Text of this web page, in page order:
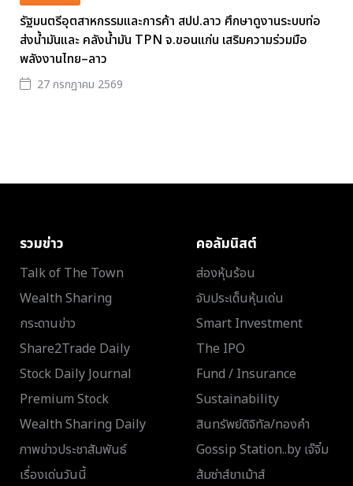
รัฐมนตรีอุตสาหกรรมและการค้า สปป.ลาว ศึกษาดูงานระบบท่อ
ส่งน้ำมันและ คลังน้ำมัน TPN จ.ขอนแก่น เสริมความร่วมมือ
พลังงานไทย–ลาว
27 กรกฎาคม 2569
รวมข่าว
Talk of The Town
Wealth Sharing
กระดานข่าว
Share2Trade Daily
Stock Daily Journal
Premium Stock
Wealth Sharing Daily
ภาพข่าวประชาสัมพันธ์
เรื่องเด่นวันนี้
คอลัมนิสต์
ส่องหุ้นร้อน
จับประเด็นหุ้นเด่น
Smart Investment
The IPO
Fund / Insurance
Sustainability
สินทรัพย์ดิจิทัล/ทองคำ
Gossip Station..by เจ๊จิ๋ม
ส้มซ่าส์ขาเม้าส์